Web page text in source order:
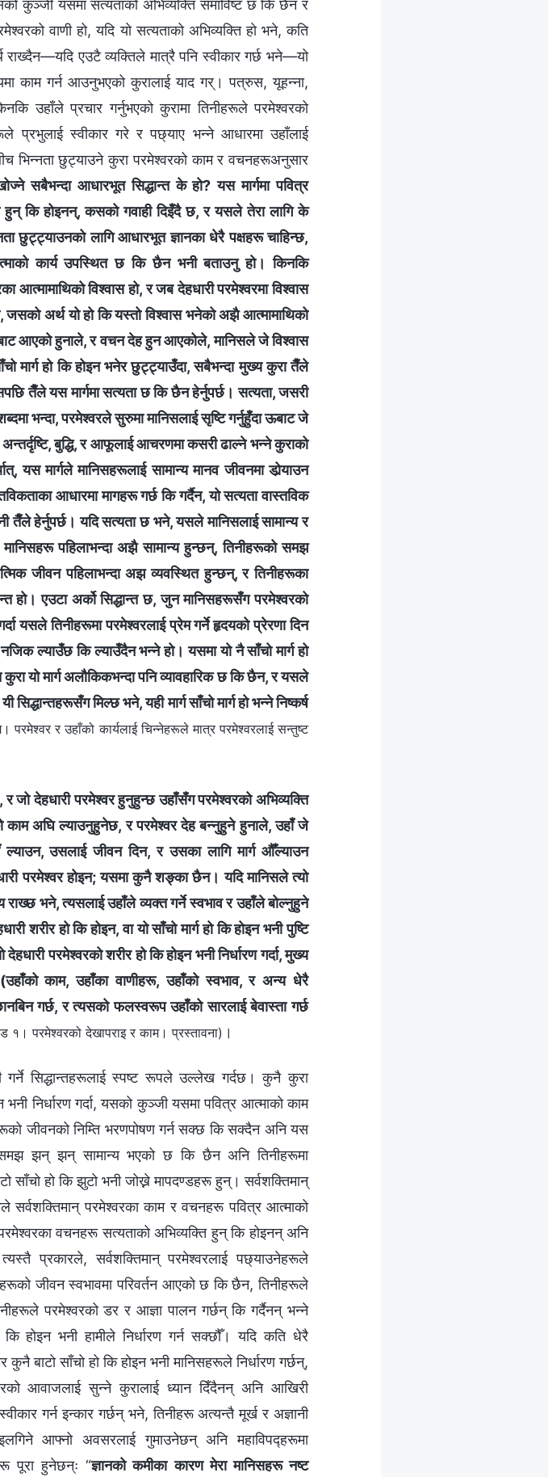
कुञ्जी यसमा सत्यताको अभिव्यक्ति समाविष्ट छ कि छैन र
वाणी हो, यदि यो सत्यताको अभिव्यक्ति हो भने, कति
एउटै व्यक्तिले मात्रै पनि स्वीकार गर्छ भने—यो
काम गर्न आउनुभएको कुरालाई याद गर्। पत्रुस, यूहन्ना,
उहाँले प्रचार गर्नुभएको कुरामा तिनीहरूले परमेश्‍वरको
प्रभुलाई स्वीकार गरे र पछ्याए भन्ने आधारमा उहाँलाई
भिन्नता छुट्याउने कुरा परमेश्‍वरको काम र वचनहरूअनुसार
सबैभन्दा आधारभूत सिद्धान्त के हो? यस मार्गमा पवित्र
कि होइनन्‌, कसको गवाही दिइँदै छ, र यसले तेरा लागि के
छुट्ट्याउनको लागि आधारभूत ज्ञानका धेरै पक्षहरू चाहिन्छ,
कार्य उपस्थित छ कि छैन भनी बताउनु हो। किनकि
आत्मामाथिको विश्‍वास हो, र जब देहधारी परमेश्‍वरमा विश्‍वास
जसको अर्थ यो हो कि यस्तो विश्‍वास भनेको अझै आत्मामाथिको
आएको हुनाले, र वचन देह हुन आएकोले, मानिसले जे विश्‍वास
मार्ग हो कि होइन भनेर छुट्ट्याउँदा, सबैभन्दा मुख्य कुरा तैँले
तैँले यस मार्गमा सत्यता छ कि छैन हेर्नुपर्छ। सत्यता, जसरी
भन्दा, परमेश्‍वरले सुरुमा मानिसलाई सृष्टि गर्नुहुँदा ऊबाट जे
बुद्धि, र आफूलाई आचरणमा कसरी ढाल्ने भन्ने कुराको
यस मार्गले मानिसहरूलाई सामान्य मानव जीवनमा डोर्‍याउन
आधारमा मागहरू गर्छ कि गर्दैन, यो सत्यता वास्तविक
हेर्नुपर्छ। यदि सत्यता छ भने, यसले मानिसलाई सामान्य र
पहिलाभन्दा अझै सामान्य हुन्छन्‌, तिनीहरूको समझ
जीवन पहिलाभन्दा अझ व्यवस्थित हुन्छन्‌, र तिनीहरूका
हो। एउटा अर्को सिद्धान्त छ, जुन मानिसहरूसँग परमेश्‍वरको
यसले तिनीहरूमा परमेश्‍वरलाई प्रेम गर्ने हृदयको प्रेरणा दिन
ल्याउँछ कि ल्याउँदैन भन्‍ने हो। यसमा यो नै साँचो मार्ग हो
यो मार्ग अलौकिकभन्दा पनि व्यावहारिक छ कि छैन, र यसले
मिल्छ भने, यही मार्ग साँचो मार्ग हो भन्‍ने निष्कर्ष
र उहाँको कार्यलाई चिन्नेहरूले मात्र परमेश्‍वरलाई सन्तुष्ट
जो देहधारी परमेश्‍वर हुनुहुन्छ उहाँसँग परमेश्‍वरको अभिव्यक्ति
अघि ल्याउनुहुनेछ, र परमेश्‍वर देह बन्नुहुने हुनाले, उहाँ जे
उसलाई जीवन दिन, र उसका लागि मार्ग औँल्याउन
परमेश्‍वर होइन; यसमा कुनै शङ्का छैन। यदि मानिसले त्यो
राख्छ भने, त्यसलाई उहाँले व्यक्त गर्ने स्वभाव र उहाँले बोल्नुहुने
शरीर हो कि होइन, वा यो साँचो मार्ग हो कि होइन भनी पुष्टि
परमेश्‍वरको शरीर हो कि होइन भनी निर्धारण गर्दा, मुख्य
काम, उहाँका वाणीहरू, उहाँको स्वभाव, र अन्य धेरै
गर्छ, र त्यसको फलस्वरूप उहाँको सारलाई बेवास्ता गर्छ
१। परमेश्‍वरको देखापराइ र काम। प्रस्तावना) ।
गर्ने सिद्धान्तहरूलाई स्पष्ट रूपले उल्लेख गर्दछ। कुनै कुरा
भनी निर्धारण गर्दा, यसको कुञ्जी यसमा पवित्र आत्माको काम
जीवनको निम्ति भरणपोषण गर्न सक्छ कि सक्दैन अनि यस
समझ झन् झन् सामान्य भएको छ कि छैन अनि तिनीहरूमा
साँचो हो कि झुटो भनी जोख्ने मापदण्डहरू हुन्। सर्वशक्तिमान्
सर्वशक्तिमान् परमेश्‍वरका काम र वचनहरू पवित्र आत्माको
वचनहरू सत्यताको अभिव्यक्ति हुन् कि होइनन् अनि
प्रकारले, सर्वशक्तिमान् परमेश्‍वरलाई पछ्याउनेहरूले
जीवन स्वभावमा परिवर्तन आएको छ कि छैन, तिनीहरूले
परमेश्‍वरको डर र आज्ञा पालन गर्छन् कि गर्दैनन् भन्ने
होइन भनी हामीले निर्धारण गर्न सक्छौँ। यदि कति धेरै
बाटो साँचो हो कि होइन भनी मानिसहरूले निर्धारण गर्छन्,
आवाजलाई सुन्ने कुरालाई ध्यान दिँदैनन् अनि आखिरी
गर्न इन्कार गर्छन् भने, तिनीहरू अत्यन्तै मूर्ख र अज्ञानी
आफ्नो अवसरलाई गुमाउनेछन् अनि महाविपद्हरूमा
पूरा हुनेछन्ः “ज्ञानको कमीका कारण मेरा मानिसहरू नष्ट